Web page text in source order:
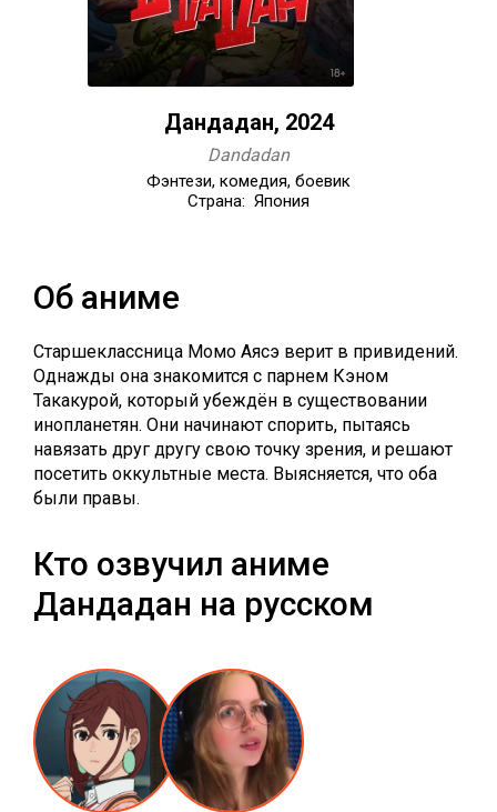
Дандадан, 2024
Dandadan
Фэнтези, комедия, боевик
Страна: Япония
Об аниме
Старшеклассница Момо Аясэ верит в привидений.
Однажды она знакомится с парнем Кэном
Такакурой, который убеждён в существовании
инопланетян. Они начинают спорить, пытаясь
навязать друг другу свою точку зрения, и решают
посетить оккультные места. Выясняется, что оба
были правы.
Кто озвучил аниме
Дандадан на русском